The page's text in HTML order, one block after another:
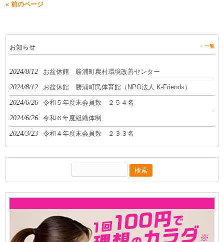
« 前のページ
お知らせ 一覧
2024/8/12 お盆休館 勝浦町農村環境改善センター
2024/8/12 お盆休館 勝浦町民体育館（NPO法人 K-Friends）
2024/6/26 令和５年度末会員数 ２５４名
2024/6/26 令和６年度組織体制
2024/3/23 令和４年度末会員数 ２３３名
索: